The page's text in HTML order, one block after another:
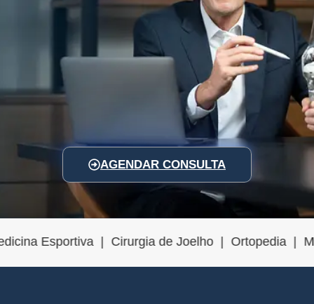
AGENDAR CONSULTA
de Joelho | Ortopedia | Medicina Esportiva |